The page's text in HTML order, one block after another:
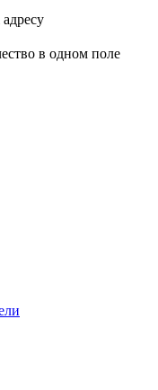
в одном поле